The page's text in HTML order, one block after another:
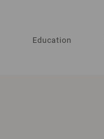
Education